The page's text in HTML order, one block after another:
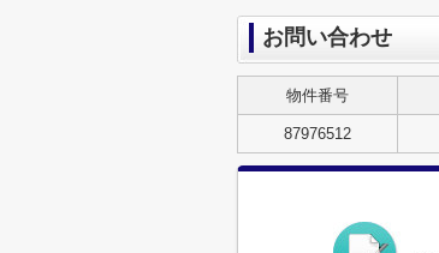
お問い合わせ
物件番号
87976512